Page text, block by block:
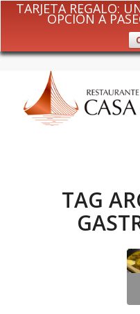
TARJETA REGALO:
OPCIÓN A
TAG